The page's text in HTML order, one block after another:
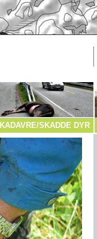
KADAVRE/SKADDE DYR